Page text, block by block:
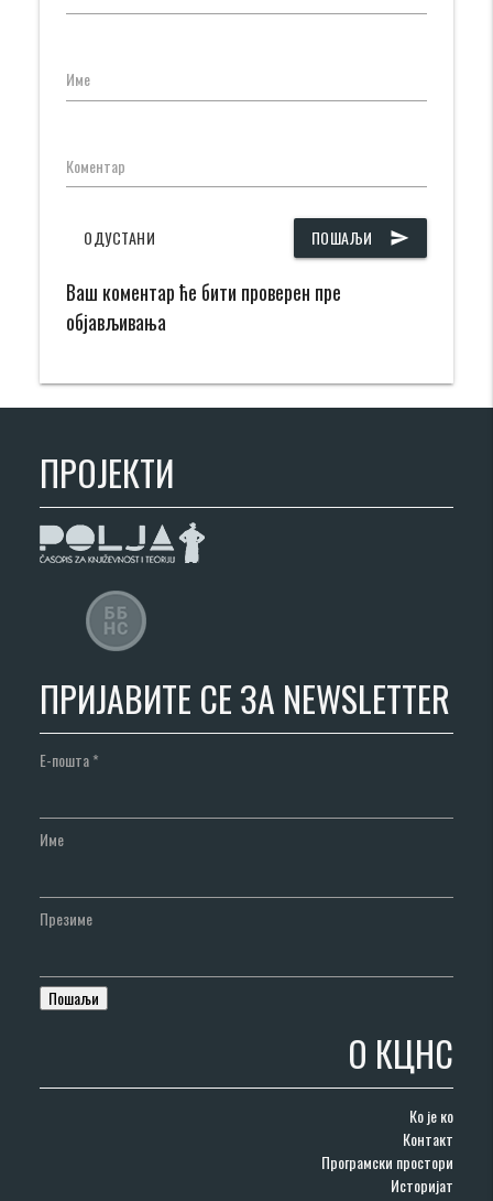
Име
Коментар
ПОШАЉИ send
ОДУСТАНИ
Ваш коментар ће бити проверен пре
објављивања
ПРОЈЕКТИ
ПРИЈАВИТЕ СЕ ЗА NEWSLETTER
Е-пошта*
Име
Презиме
О КЦНС
Ко је ко
Контакт
Програмски простори
Историјат